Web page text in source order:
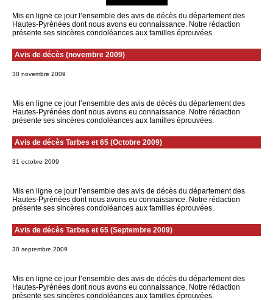
Mis en ligne ce jour l’ensemble des avis de décès du département des
Hautes-Pyrénées dont nous avons eu connaissance. Notre rédaction
présente ses sincères condoléances aux familles éprouvées.
Avis de décès (novembre 2009)
30 novembre 2009
Mis en ligne ce jour l’ensemble des avis de décès du département des
Hautes-Pyrénées dont nous avons eu connaissance. Notre rédaction
présente ses sincères condoléances aux familles éprouvées.
Avis de décès Tarbes et 65 (Octobre 2009)
31 octobre 2009
Mis en ligne ce jour l’ensemble des avis de décès du département des
Hautes-Pyrénées dont nous avons eu connaissance. Notre rédaction
présente ses sincères condoléances aux familles éprouvées.
Avis de décès Tarbes et 65 (Septembre 2009)
30 septembre 2009
Mis en ligne ce jour l’ensemble des avis de décès du département des
Hautes-Pyrénées dont nous avons eu connaissance. Notre rédaction
présente ses sincères condoléances aux familles éprouvées.